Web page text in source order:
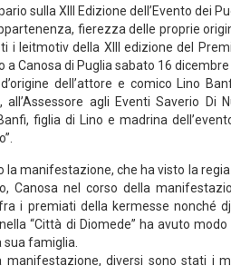
sulla XIII Edizione dell’Evento dei
fierezza delle proprie
i leitmotiv della XIII edizione del
a Canosa di Puglia sabato 16
dell’attore e comico Lino
all’Assessore agli Eventi Saverio Di
figlia di Lino e madrina
la manifestazione, che ha visto la
Canosa nel corso della
i premiati della kermesse nonché
“Città di Diomede” ha avuto
sua famiglia.
manifestazione, diversi sono stati i